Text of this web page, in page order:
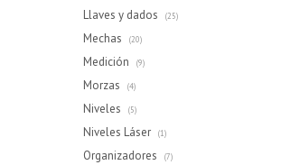
Llaves y dados (25)
Mechas (20)
Medición (9)
Morzas (4)
Niveles (5)
Niveles Láser (1)
Organizadores (7)